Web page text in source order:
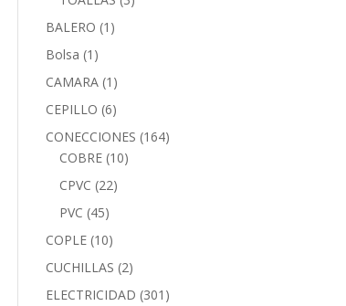
BALERO (1)
Bolsa (1)
CAMARA (1)
CEPILLO (6)
CONECCIONES (164)
COBRE (10)
CPVC (22)
PVC (45)
COPLE (10)
CUCHILLAS (2)
ELECTRICIDAD (301)